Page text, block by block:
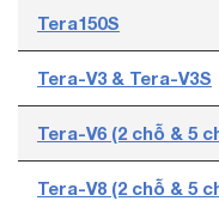
Tera150S
Tera-V3 & Tera-V3S
Tera-V6 (2 chỗ & 5
Tera-V8 (2 chỗ & 5